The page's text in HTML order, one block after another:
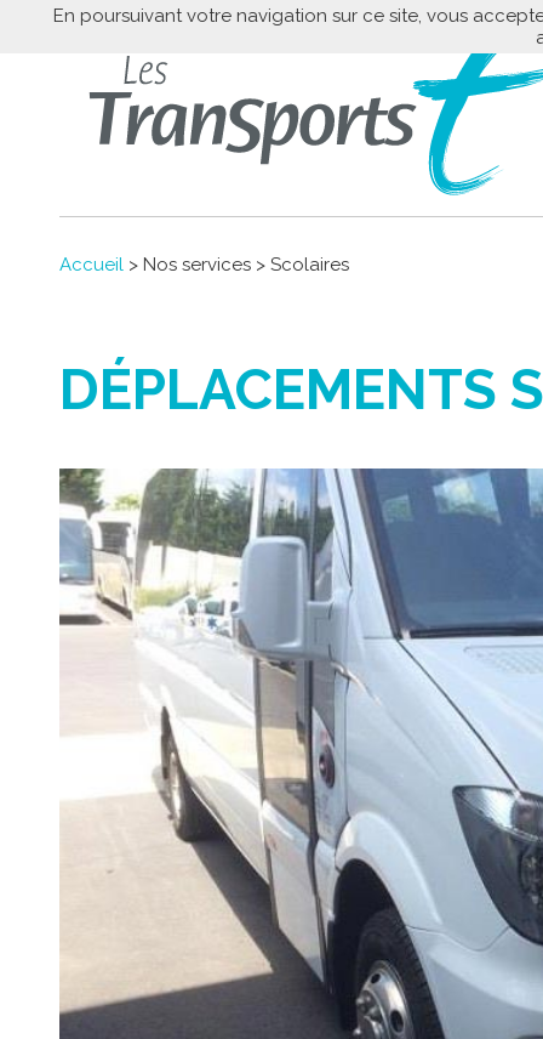
Accueil > Nos services > Scolaires
DÉPLACEMENTS
En poursuivant votre navigation sur ce site, vous